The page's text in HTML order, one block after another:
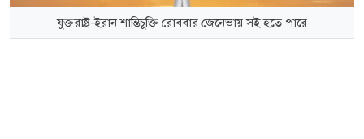
যুক্তরাষ্ট্র-ইরান শান্তিচুক্তি রোববার জেনেভায় সই হতে পারে